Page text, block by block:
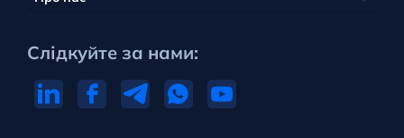
Слідкуйте за нами: